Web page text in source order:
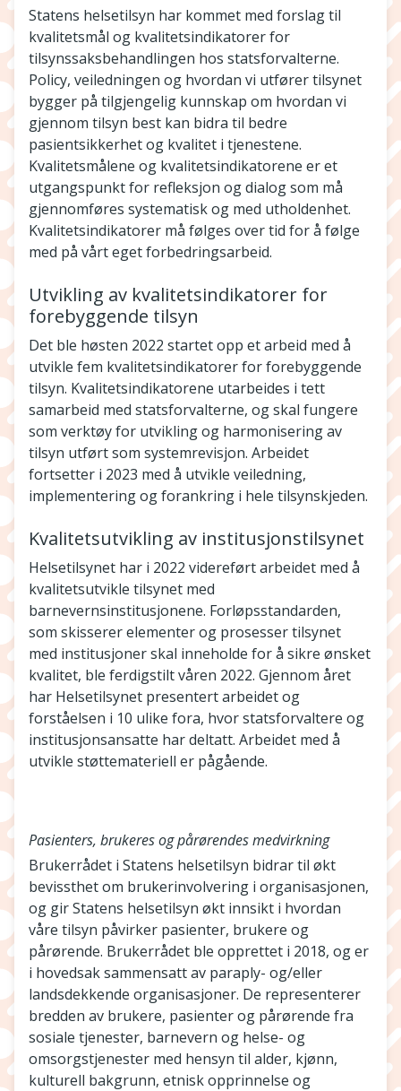
Statens helsetilsyn har kommet med forslag til
kvalitetsmål og kvalitetsindikatorer for
tilsynssaksbehandlingen hos statsforvalterne.
Policy, veiledningen og hvordan vi utfører tilsynet
bygger på tilgjengelig kunnskap om hvordan vi
gjennom tilsyn best kan bidra til bedre
pasientsikkerhet og kvalitet i tjenestene.
Kvalitetsmålene og kvalitetsindikatorene er et
utgangspunkt for refleksjon og dialog som må
gjennomføres systematisk og med utholdenhet.
Kvalitetsindikatorer må følges over tid for å følge
med på vårt eget forbedringsarbeid.
Utvikling av kvalitetsindikatorer for
forebyggende tilsyn
Det ble høsten 2022 startet opp et arbeid med å
utvikle fem kvalitetsindikatorer for forebyggende
tilsyn. Kvalitetsindikatorene utarbeides i tett
samarbeid med statsforvalterne, og skal fungere
som verktøy for utvikling og harmonisering av
tilsyn utført som systemrevisjon. Arbeidet
fortsetter i 2023 med å utvikle veiledning,
implementering og forankring i hele tilsynskjeden.
Kvalitetsutvikling av institusjonstilsynet
Helsetilsynet har i 2022 videreført arbeidet med å
kvalitetsutvikle tilsynet med
barnevernsinstitusjonene. Forløpsstandarden,
som skisserer elementer og prosesser tilsynet
med institusjoner skal inneholde for å sikre ønsket
kvalitet, ble ferdigstilt våren 2022. Gjennom året
har Helsetilsynet presentert arbeidet og
forståelsen i 10 ulike fora, hvor statsforvaltere og
institusjonsansatte har deltatt. Arbeidet med å
utvikle støttemateriell er pågående.
Pasienters, brukeres og pårørendes medvirkning
Brukerrådet i Statens helsetilsyn bidrar til økt
bevissthet om brukerinvolvering i organisasjonen,
og gir Statens helsetilsyn økt innsikt i hvordan
våre tilsyn påvirker pasienter, brukere og
pårørende. Brukerrådet ble opprettet i 2018, og er
i hovedsak sammensatt av paraply- og/eller
landsdekkende organisasjoner. De representerer
bredden av brukere, pasienter og pårørende fra
sosiale tjenester, barnevern og helse- og
omsorgstjenester med hensyn til alder, kjønn,
kulturell bakgrunn, etnisk opprinnelse og